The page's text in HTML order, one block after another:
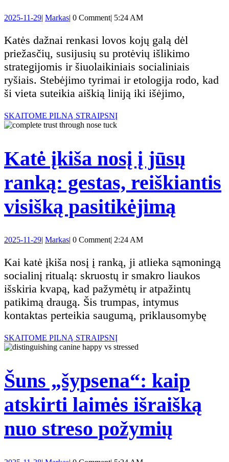
augintinio
pasitikėjimą
miega
prie
jūsų
kojų:
senovinis
instinktas,
kuris
saugo
jus
naktį
2025-11-292025-
29
| MarkasMarkas
| 0 Comment| 5:24 AM
Katės dažnai renkasi lovos kojų galą dėl
priežasčių, susijusių su protėvių išlikimo
strategijomis ir šiuolaikiniais socialiniais
ryšiais. Stebėjimo tyrimai ir etologija rodo, kad
ši vieta suteikia aiškią liniją iki išėjimo,
SKAITOME PILNĄ STRAIPSNĮSKAITOME
Katė įkiša nosį į jūsų
ranką: gestas, reiškiantis
visišką pasitikėjimą
nosį
į
jūsų
2025-11-292025-
29
| MarkasMarkas
| 0 Comment| 2:24 AM
Kai katė įkiša nosį į ranką, ji atlieka sąmoningą
socialinį ritualą: skruostų ir smakro liaukos
išskiria kvapą, kad pažymėtų ir atpažintų
patikimą draugą. Šis trumpas, intymus
kontaktas perteikia saugumą, priklausomybę
SKAITOME PILNĄ STRAIPSNĮSKAITOME
PILNĄ
Šuns „šypsena“: kaip
atskirti laimės išraišką
nuo streso požymių